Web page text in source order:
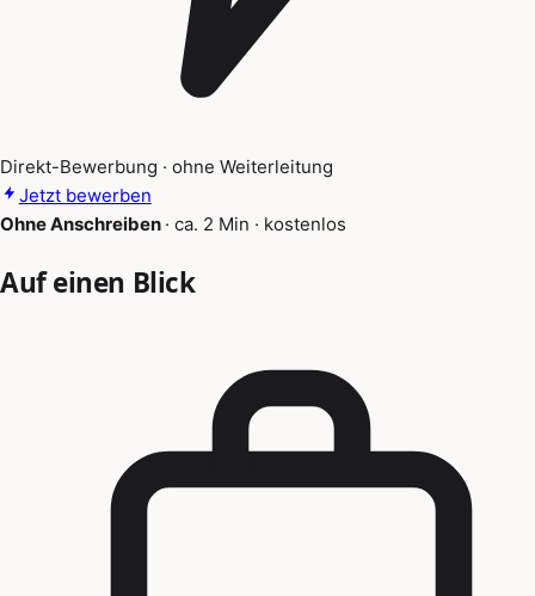
Direkt-Bewerbung · ohne Weiterleitung
Jetzt bewerben
Ohne Anschreiben · ca. 2 Min · kostenlos
Auf einen Blick